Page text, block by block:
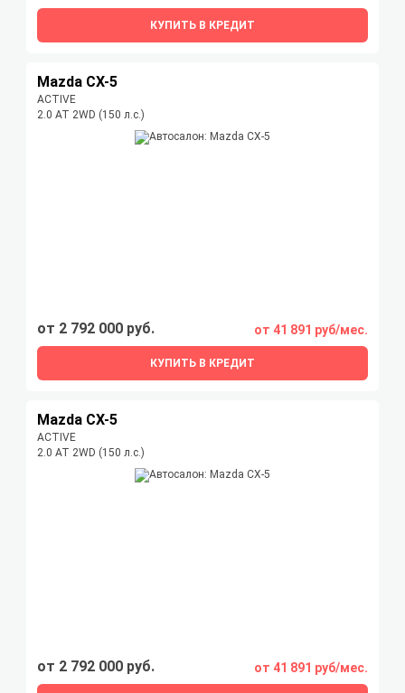
КУПИТЬ В КРЕДИТ
Mazda CX-5
ACTIVE
2.0 AT 2WD (150 л.с.)
от 2 792 000 руб. от 41 891 руб/мес.
КУПИТЬ В КРЕДИТ
Mazda CX-5
ACTIVE
2.0 AT 2WD (150 л.с.)
от 2 792 000 руб. от 41 891 руб/мес.